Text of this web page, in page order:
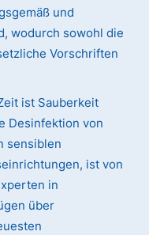
und
wodurch sowohl die
Vorschriften
ist Sauberkeit
Desinfektion von
sensiblen
ist von
in
über